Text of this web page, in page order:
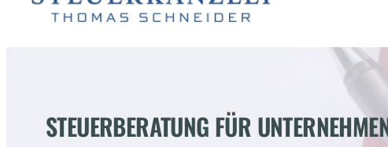
STEUERBERATUNG FÜR